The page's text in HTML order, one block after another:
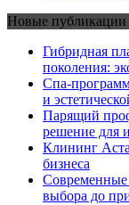
Новые публикации
Гибридная
поколения:
Спа-
и
Парящий
решение для
Клининг
бизнеса
Современные
выбора до